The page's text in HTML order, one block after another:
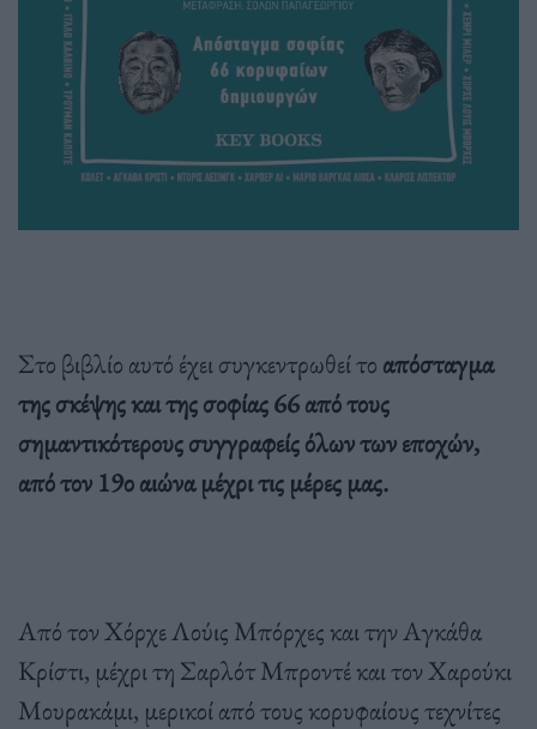
Στο βιβλίο αυτό έχει συγκεντρωθεί το απόσταγμα
της σκέψης και της σοφίας 66 από τους
σημαντικότερους συγγραφείς όλων των εποχών,
από τον 19ο αιώνα μέχρι τις μέρες μας.
Από τον Χόρχε Λούις Μπόρχες και την Αγκάθα
Κρίστι, μέχρι τη Σαρλότ Μπροντέ και τον Χαρούκι
Μουρακάμι, μερικοί από τους κορυφαίους τεχνίτες